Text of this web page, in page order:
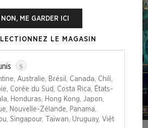
NON, ME GARDER ICI
LE MAGASIN
$
Australie, Brésil, Canada, Chili,
Corée du Sud, Costa Rica, États-
Honduras, Hong Kong, Japon,
Nouvelle-Zélande, Panama,
Singapour, Taïwan, Uruguay, Viêt